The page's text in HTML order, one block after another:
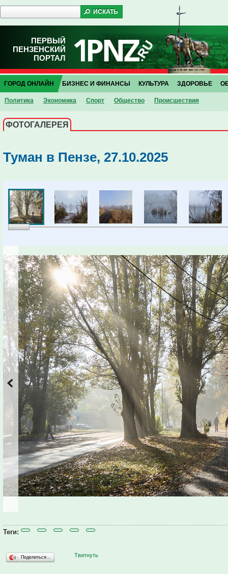
ПЕРВЫЙ
ПЕНЗЕНСКИЙ
ПОРТАЛ
ГОРОД ОНЛАЙН
Политика Экономика Спорт Общество Проиcшествия
БИЗНЕС И ФИНАНСЫ КУЛЬТУРА ЗДОРОВЬЕ
ФОТОГАЛЕРЕЯ
Туман в Пензе, 27.10.2025
Теги:
Поделиться… Твитнуть